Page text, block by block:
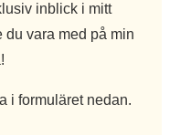
inblick i mitt
vara med på min
i formuläret nedan.